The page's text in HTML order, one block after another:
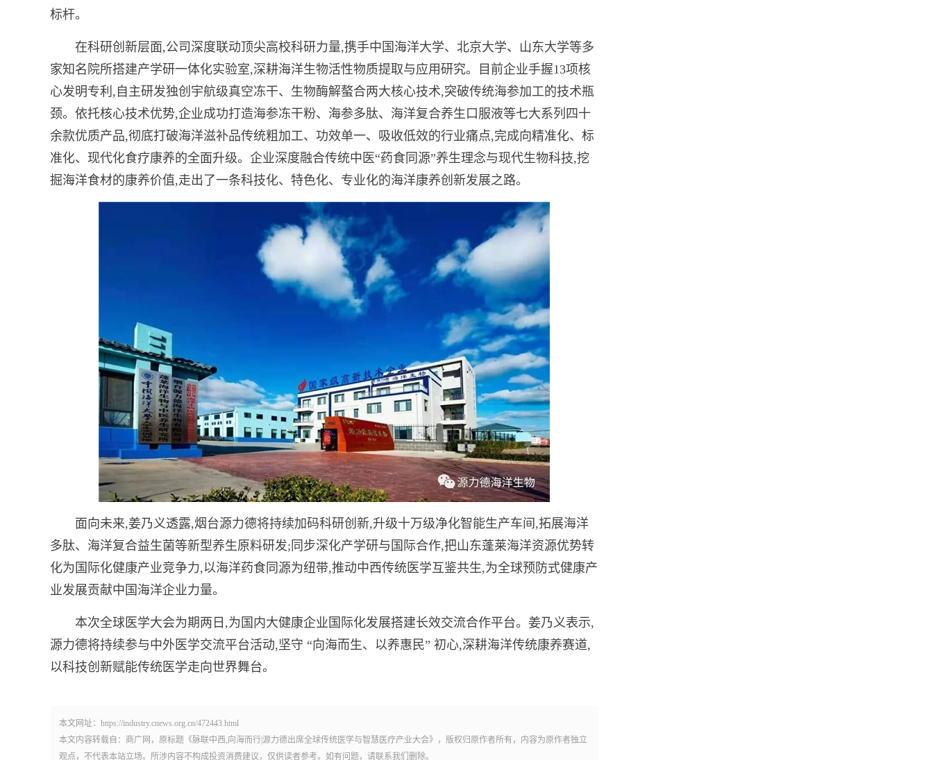
标杆。
在科研创新层面,公司深度联动顶尖高校科研力量,携手中国海洋大学、北京大学、山东大学等多
家知名院所搭建产学研一体化实验室,深耕海洋生物活性物质提取与应用研究。目前企业手握13项核
心发明专利,自主研发独创宇航级真空冻干、生物酶解螯合两大核心技术,突破传统海参加工的技术瓶
颈。依托核心技术优势,企业成功打造海参冻干粉、海参多肽、海洋复合养生口服液等七大系列四十
余款优质产品,彻底打破海洋滋补品传统粗加工、功效单一、吸收低效的行业痛点,完成向精准化、标
准化、现代化食疗康养的全面升级。企业深度融合传统中医“药食同源”养生理念与现代生物科技,挖
掘海洋食材的康养价值,走出了一条科技化、特色化、专业化的海洋康养创新发展之路。
面向未来,姜乃义透露,烟台源力德将持续加码科研创新,升级十万级净化智能生产车间,拓展海洋
多肽、海洋复合益生菌等新型养生原料研发;同步深化产学研与国际合作,把山东蓬莱海洋资源优势转
化为国际化健康产业竞争力,以海洋药食同源为纽带,推动中西传统医学互鉴共生,为全球预防式健康产
业发展贡献中国海洋企业力量。
本次全球医学大会为期两日,为国内大健康企业国际化发展搭建长效交流合作平台。姜乃义表示,
源力德将持续参与中外医学交流平台活动,坚守 “向海而生、以养惠民” 初心,深耕海洋传统康养赛道,
以科技创新赋能传统医学走向世界舞台。
本文网址：https://industry.cnews.org.cn/472443.html
本文内容转载自：商广网，原标题《脉联中西,向海而行|源力德出席全球传统医学与智慧医疗产业大会》，版权归原作者所有，内容为原作者独立
观点，不代表本站立场。所涉内容不构成投资消费建议，仅供读者参考。如有问题，请联系我们删除。